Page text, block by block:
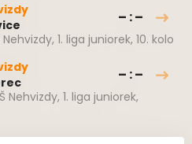
– : –
Nehvizdy, 1. liga juniorek, 10. kolo
– : –
Nehvizdy, 1. liga juniorek,